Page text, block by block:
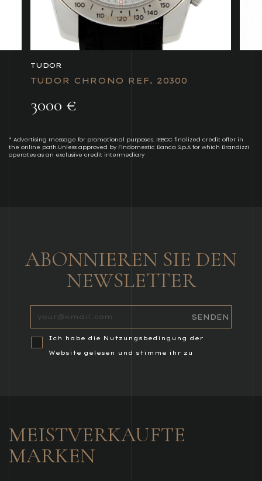
TUDOR
TUDOR CHRONO REF. 20300
3000 €
* Advertising message for promotional purposes. IEBCC finalized credit offer in
the online path.Unless approved by Findomestic Banca S.p.A for which Brandizzi
operates as an exclusive credit intermediary
ABONNIEREN SIE DEN
NEWSLETTER
Ich habe die Nutzungsbedingung der
Website gelesen und stimme ihr zu
MEISTVERKAUFTE
MARKEN